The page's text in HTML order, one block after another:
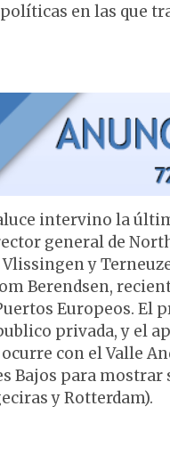
en las que
intervino la
general de
y
Berendsen,
Europeos. El
privada, y el
con el Valle
Bajos para
y Rotterdam).